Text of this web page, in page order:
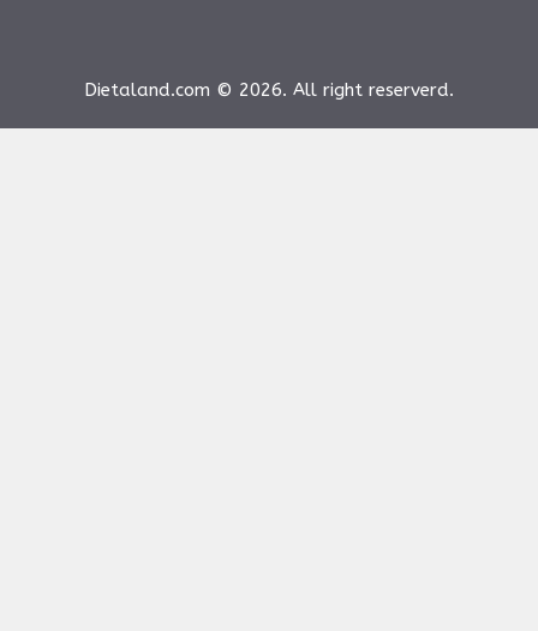
Dietaland.com © 2026. All right reserverd.